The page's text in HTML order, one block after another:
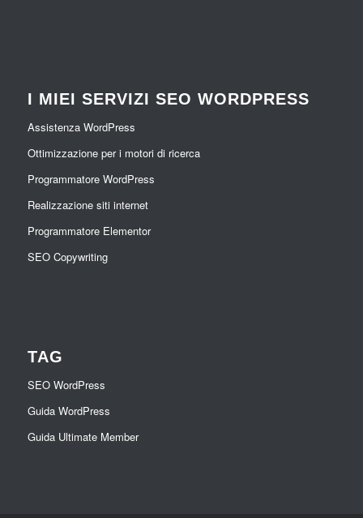
I MIEI SERVIZI SEO WORDPRESS
Assistenza WordPress
Ottimizzazione per i motori di ricerca
Programmatore WordPress
Realizzazione siti internet
Programmatore Elementor
SEO Copywriting
TAG
SEO WordPress
Guida WordPress
Guida Ultimate Member